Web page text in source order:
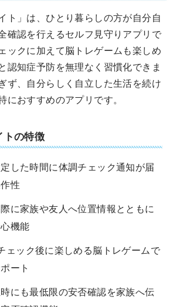
ト」は、ひとり暮らしの方が自分自
確認を行えるセルフ見守りアプリで
ックに加えて脳トレゲームも楽しめ
認知症予防を無理なく習慣化できま
ず、自分らしく自立した生活を続け
におすすめのアプリです。
トの特徴
した時間に体調チェック通知が届
性
に家族や友人へ位置情報とともに
機能
ェック後に楽しめる脳トレゲームで
ート
にも最低限の安否確認を家族へ伝